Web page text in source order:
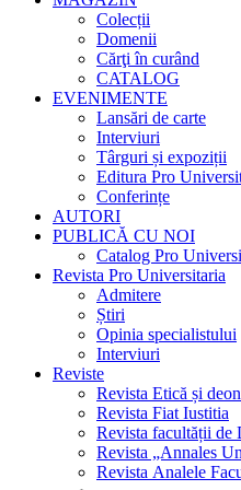
Colecții
Domenii
Cărţi în curând
CATALOG
EVENIMENTE
Lansări de carte
Interviuri
Târguri și expoziții
Editura Pro
Conferințe
AUTORI
PUBLICĂ CU NOI
Catalog Pro
Revista Pro Universitaria
Admitere
Știri
Opinia specialistului
Interviuri
Reviste
Revista Etică și
Revista Fiat Iustitia
Revista facultății de
Revista „Annales
Revista Analele